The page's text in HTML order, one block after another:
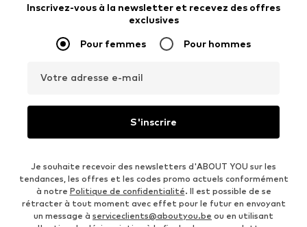
Inscrivez-vous à la newsletter et recevez des offres
exclusives
Pour femmes Pour hommes
Votre adresse e-mail
S'inscrire
Je souhaite recevoir des newsletters d'ABOUT YOU sur les
tendances, les offres et les codes promo actuels conformément
à notre Politique de confidentialité. Il est possible de se
rétracter à tout moment avec effet pour le futur en envoyant
un message à serviceclients@aboutyou.be ou en utilisant